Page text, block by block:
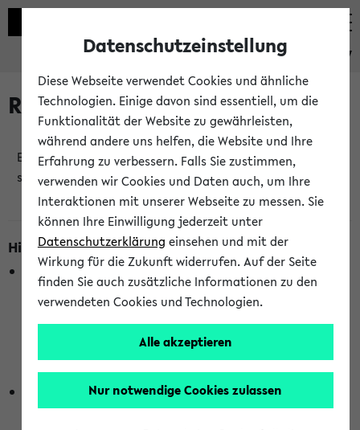
eKVV
Raumänderungen
Es wurden keine Raumänderungen an jetzt
stattfindenden Veranstaltungen gefunden!
Hinweise zur Liste der Raumänderungen
In dieser Liste werden nur Veranstaltungstermine
berücksichtigt, die gerade oder innerhalb der nächsten 2
Stunden stattfinden. Berücksichtigt werden nur Termine,
wurden. Die Anzeige ist semesterübergreifend und nicht
abhängig vom im eKVV gewählten Semester.
Die hier gezeigte Liste von Raumänderungen kann nur
vollständig sein, wenn den Fakultäten von den Lehrenden
Datenschutzeinstellung
Diese Webseite verwendet Cookies und ähnliche
Technologien. Einige davon sind essentiell, um die
Funktionalität der Website zu gewährleisten,
während andere uns helfen, die Website und Ihre
Erfahrung zu verbessern. Falls Sie zustimmen,
verwenden wir Cookies und Daten auch, um Ihre
Interaktionen mit unserer Webseite zu messen. Sie
können Ihre Einwilligung jederzeit unter
Datenschutzerklärung einsehen und mit der
Wirkung für die Zukunft widerrufen. Auf der Seite
finden Sie auch zusätzliche Informationen zu den
verwendeten Cookies und Technologien.
Alle akzeptieren
Nur notwendige Cookies zulassen